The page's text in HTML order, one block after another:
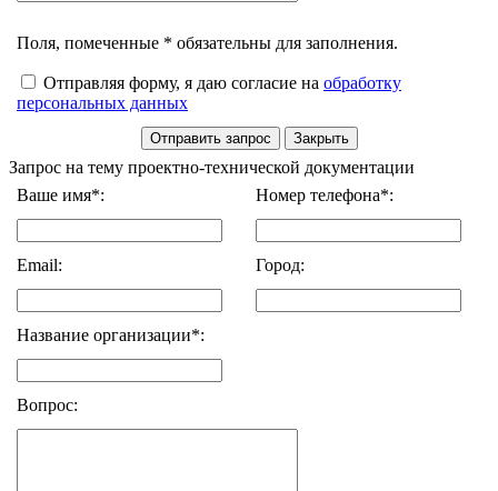
Поля, помеченные * обязательны для заполнения.
Отправляя форму, я даю согласие на обработку
персональных данных
Запрос на тему проектно-технической документации
Ваше имя*:
Номер телефона*:
Email: Город:
Название организации*:
Вопрос: